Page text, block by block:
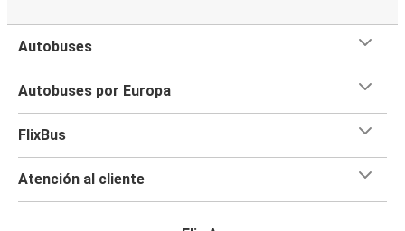
Autobuses
Autobuses por Europa
FlixBus
Atención al cliente